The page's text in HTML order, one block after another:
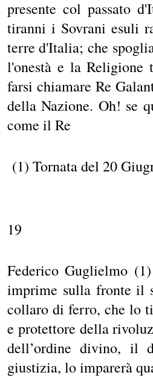
presente col passato
tiranni i Sovrani esuli
terre d'Italia; che
l'onestà e la
farsi chiamare Re
della Nazione. Oh! se
come il Re
(1) Tornata del 20
19
Federico Guglielmo
imprime sulla fronte il
collaro di ferro, che lo
e protettore della
dell’ordine divino, il
giustizia, lo imparerà